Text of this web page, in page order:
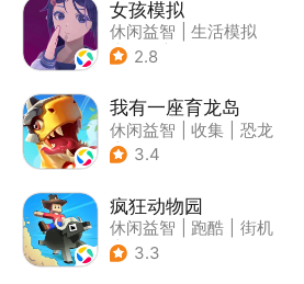
女孩模拟
休闲益智
生活模拟
| 校园
2.8
我有一座育龙岛
休闲益智 收集
恐龙
| 宠物养成
3.4
疯狂动物园
休闲益智 跑酷
街机
| 像素风
3.3